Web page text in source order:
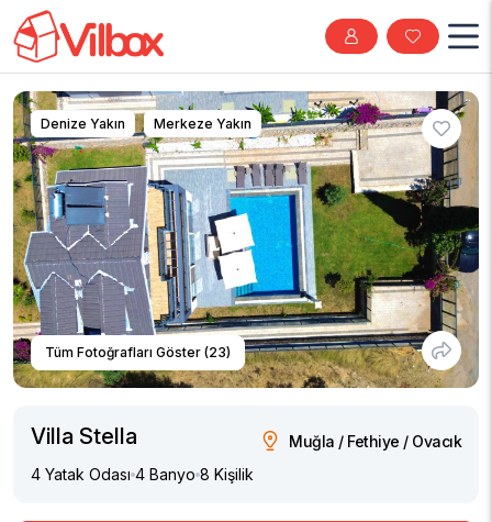
Tüm Fotoğrafları Göster (23)
Denize Yakın Merkeze Yakın
Villa Stella
Muğla / Fethiye / Ovacık
4 Yatak Odası 4 Banyo 8 Kişilik